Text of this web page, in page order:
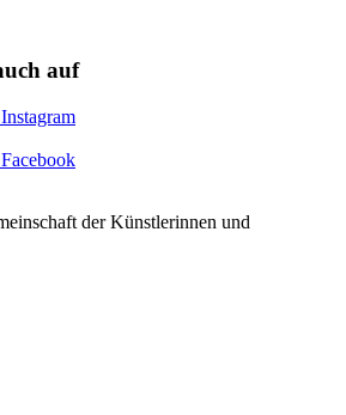
auf
der Künstlerinnen und